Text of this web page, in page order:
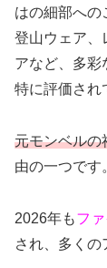
はの細部への
登山ウェア、
アなど、多彩
特に評価され
元モンベルの
由の一つです
2026年もフ
され、多くの